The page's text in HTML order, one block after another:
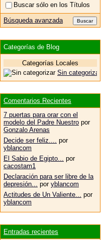
Buscar sólo en los Títulos
Búsqueda avanzada
Categorías de Blog
Categorías Locales
Sin categorizar
Comentarios Recientes
7 puertas para orar con el
modelo del Padre Nuestro por
Gonzalo Arenas
Decide ser feliz.... por
yblancom
El Sabio de Egipto... por
cacostam1
Declaración para ser libre de la
depresión... por yblancom
Actitudes de Un Valiente... por
yblancom
Entradas recientes